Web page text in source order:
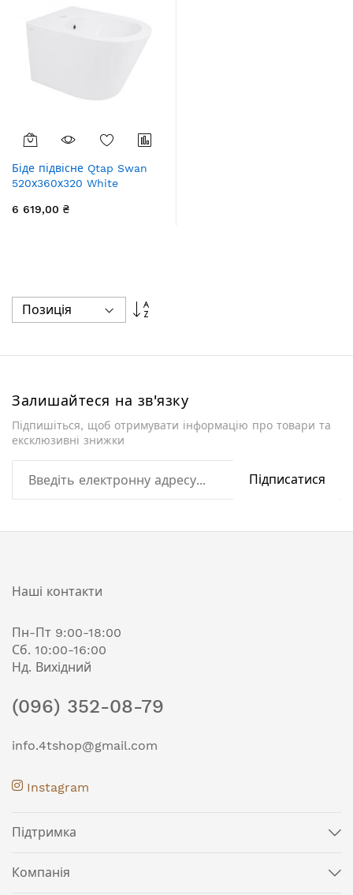
Біде підвісне Qtap Swan
520х360х320 White
6 619,00 ₴
Сортувати
Залишайтеся на зв'язку
Підпишіться, щоб отримувати інформацію про товари та
ексклюзивні знижки
Підписатися
Наші контакти
Пн-Пт 9:00-18:00
Сб. 10:00-16:00
Нд. Вихідний
(096) 352-08-79
info.4tshop@gmail.com
Instagram
Підтримка
Компанія